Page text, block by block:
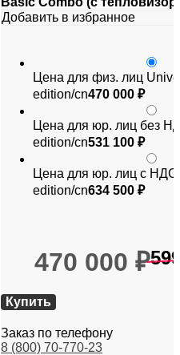
Добавить в избранное
Цена для физ. лиц
edition/cn470 000 ₽
Цена для юр. лиц без
edition/cn531 100 ₽
Цена для юр. лиц с НДС
edition/cn634 500 ₽
470 000 ₽
Купить
Заказ по телефону
8 (800) 70-770-23